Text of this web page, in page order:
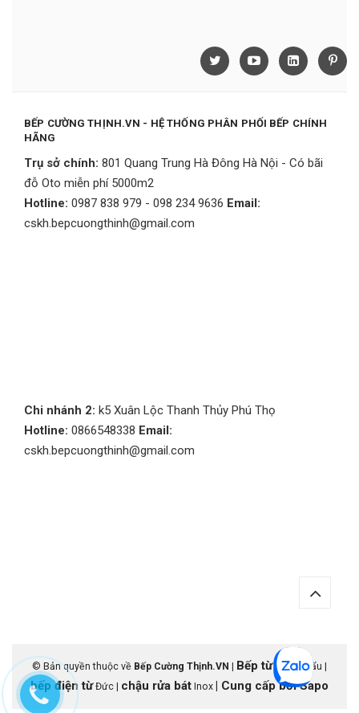
BẾP CƯỜNG THỊNH.VN - HỆ THỐNG PHÂN PHỐI BẾP CHÍNH
HÃNG
Trụ sở chính: 801 Quang Trung Hà Đông Hà Nội - Có bãi
đỗ Oto miễn phí 5000m2
Hotline: 0987 838 979 - 098 234 9636 Email:
cskh.bepcuongthinh@gmail.com
Chi nhánh 2: k5 Xuân Lộc Thanh Thủy Phú Thọ
Hotline: 0866548338 Email:
cskh.bepcuongthinh@gmail.com
© Bản quyền thuộc về Bếp Cường Thịnh.VN Bếp từ nhập khẩu |
bếp điện từĐức | chậu rửa bát Inox | Cung cấp bởiSapo